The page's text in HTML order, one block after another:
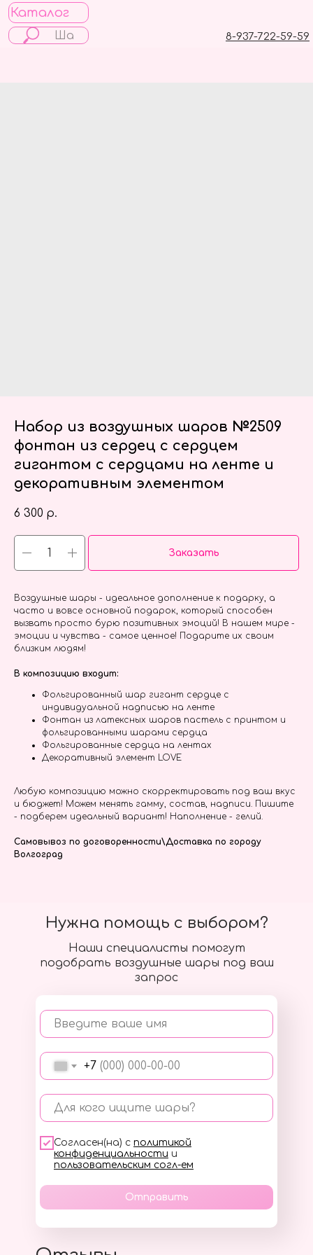
Каталог
8-937-722-59-59
Набор из воздушных шаров №2509
фонтан из сердец с сердцем
гигантом с сердцами на ленте и
декоративным элементом
6 300 р.
Заказать
Воздушные шары - идеальное дополнение к подарку, а
часто и вовсе основной подарок, который способен
вызвать просто бурю позитивных эмоций! В нашем мире -
эмоции и чувства - самое ценное! Подарите их своим
близким людям!
В композицию входит:
Фольгированный шар гигант сердце с
индивидуальной надписью на ленте
Фонтан из латексных шаров пастель с принтом и
фольгированными шарами сердца
Фольгированные сердца на лентах
Декоративный элемент LOVE
Любую композицию можно скорректировать под ваш вкус
и бюджет! Можем менять гамму, состав, надписи. Пишите
- подберем идеальный вариант! Наполнение - гелий.
Самовывоз по договоренности\Доставка по городу
Волгоград
Наши специалисты помогут
подобрать воздушные шары под ваш
запрос
Введите ваше имя
+7
Для кого ищите шары?
Согласен(на) с политикой
конфиденциальности и
пользовательским согл-ем
Отправить
Нужна помощь с выбором?